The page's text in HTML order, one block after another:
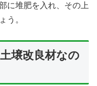
に堆肥を入れ、その上
う。
壌改良材なの